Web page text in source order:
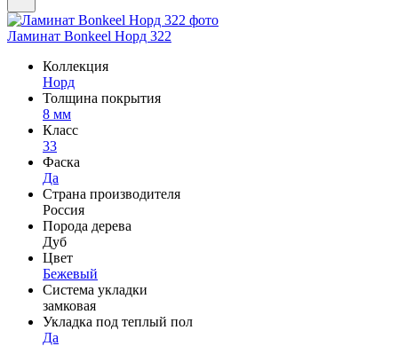
Ламинат Bonkeel Норд 322
Коллекция
Норд
Толщина покрытия
8 мм
Класс
33
Фаска
Да
Страна производителя
Россия
Порода дерева
Дуб
Цвет
Бежевый
Система укладки
замковая
Укладка под теплый пол
Да